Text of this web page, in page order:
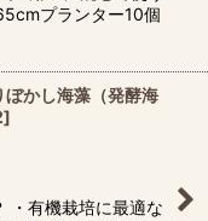
プランター10個
ぼかし海藻（発酵海
]
・有機栽培に最適な